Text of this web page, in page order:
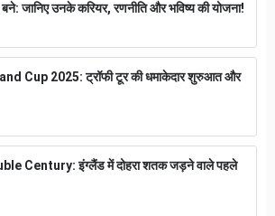
जानिए उनके करियर, रणनीति और भविष्य की योजना!
Cup 2025: ट्रॉफी टूर की धमाकेदार शुरुआत और
Century: इंग्लैंड में दोहरा शतक जड़ने वाले पहले